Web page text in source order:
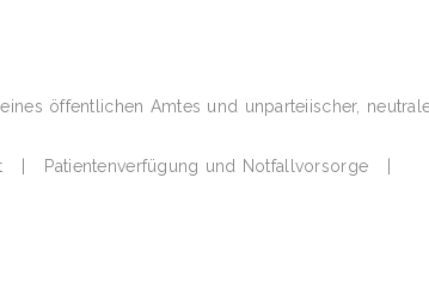
öffentlichen Amtes und unparteiischer,
| Patientenverfügung und Notfallvorsorge |